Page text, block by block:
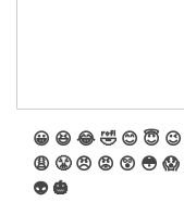
😀 😆 😂🤣 😊 😇 😉
😩 😤 😠 😡 😲 😳 😱
👽 🎃